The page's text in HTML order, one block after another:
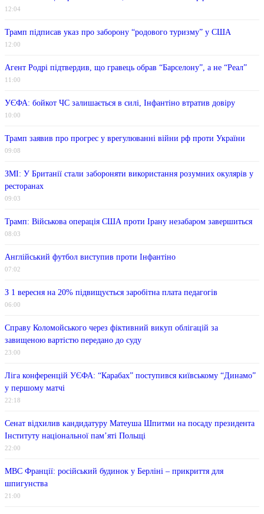
12:04
Трамп підписав указ про заборону “родового туризму” у США
12:00
Агент Родрі підтвердив, що гравець обрав “Барселону”, а не “Реал”
11:00
УЄФА: бойкот ЧС залишається в силі, Інфантіно втратив довіру
10:00
Трамп заявив про прогрес у врегулюванні війни рф проти України
09:08
ЗМІ: У Британії стали забороняти використання розумних окулярів у
ресторанах
09:03
Трамп: Військова операція США проти Ірану незабаром завершиться
08:03
Англійський футбол виступив проти Інфантіно
07:02
З 1 вересня на 20% підвищується заробітна плата педагогів
06:00
Справу Коломойського через фіктивний викуп облігацій за
завищеною вартістю передано до суду
23:00
Ліга конференцій УЄФА: “Карабах” поступився київському “Динамо”
у першому матчі
22:18
Сенат відхилив кандидатуру Матеуша Шпитми на посаду президента
Інституту національної пам’яті Польщі
22:00
МВС Франції: російський будинок у Берліні – прикриття для
шпигунства
21:00